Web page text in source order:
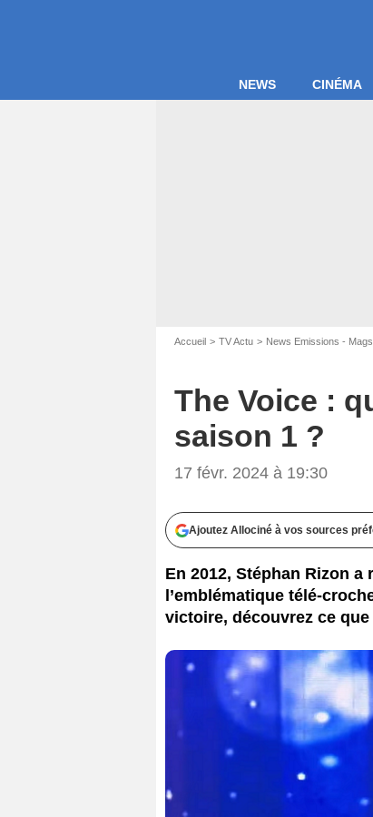
NEWS CINÉMA
Accueil TV Actu News Emissions - Mags
The Voice :
saison 1 ?
17 févr. 2024 à 19:30
Ajoutez Allociné à vos sources
En 2012, Stéphan Rizon
l’emblématique télé-
victoire, découvrez ce